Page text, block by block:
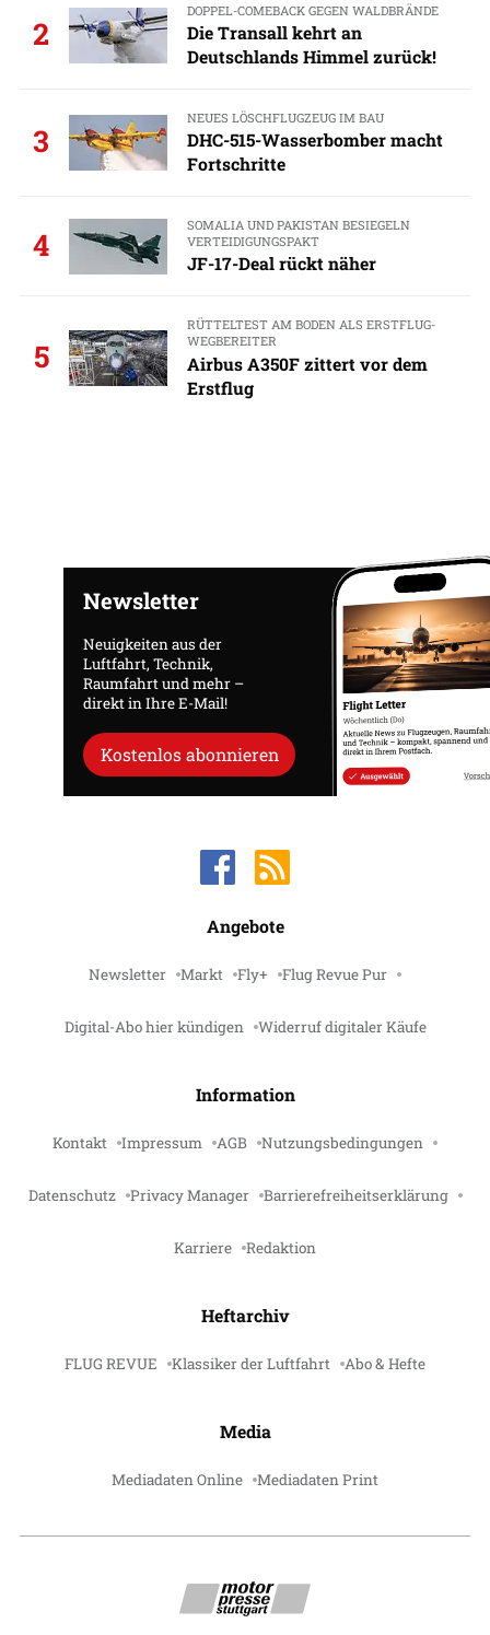
2
DOPPEL-COMEBACK GEGEN WALDBRÄNDE
Die Transall kehrt an
Deutschlands Himmel zurück!
3
NEUES LÖSCHFLUGZEUG IM BAU
DHC-515-Wasserbomber macht
Fortschritte
4
SOMALIA UND PAKISTAN BESIEGELN
VERTEIDIGUNGSPAKT
JF-17-Deal rückt näher
5
RÜTTELTEST AM BODEN ALS ERSTFLUG-
WEGBEREITER
Airbus A350F zittert vor dem
Erstflug
Newsletter
Neuigkeiten aus der
Luftfahrt, Technik,
Raumfahrt und mehr –
direkt in Ihre E-Mail!
Kostenlos abonnieren
Angebote
Newsletter Markt Fly+ Flug Revue Pur
Digital-Abo hier kündigen Widerruf digitaler Käufe
Information
Kontakt Impressum AGB Nutzungsbedingungen
Datenschutz Privacy Manager Barrierefreiheitserklärung
Karriere Redaktion
Heftarchiv
FLUG REVUE Klassiker der Luftfahrt Abo & Hefte
Media
Mediadaten Online Mediadaten Print